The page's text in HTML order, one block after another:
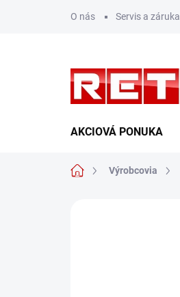
O nás Servis a záruka
AKCIOVÁ PONUKA
DomovVýrobcovia